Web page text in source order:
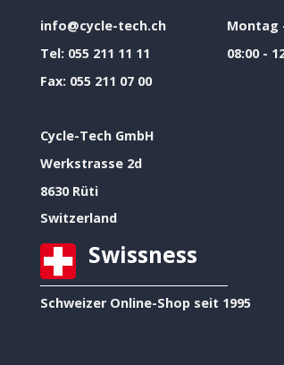
info@cycle-tech.ch
Tel: 055 211 11 11
Fax: 055 211 07 00
Cycle-Tech GmbH
Werkstrasse 2d
8630 Rüti
Switzerland
Montag
08:00 -
Swissness
Schweizer Online-Shop seit 1995